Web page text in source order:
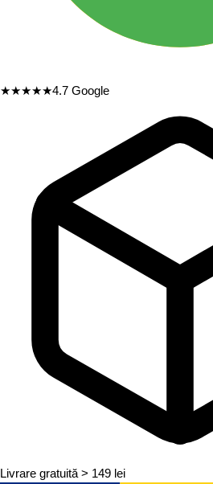
★★★★★4.7 Google
Livrare gratuită > 149 lei